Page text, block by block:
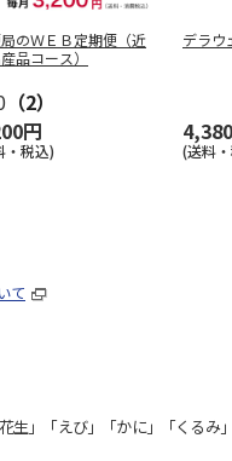
のＷＥＢ定期便（近
品コース）
（2）
円
・税込)
デラウ
(送料
て
」「えび」「かに」「くるみ